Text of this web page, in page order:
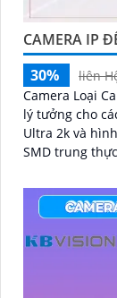
CAMERA IP
30%
liên
Camera Loại
lý tưởng cho
Ultra 2k và hình ảnh sắc nét.
SMD trung